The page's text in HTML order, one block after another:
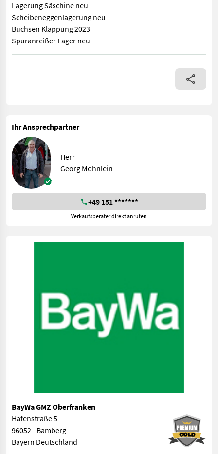
Lagerung Säschine neu
Scheibeneggenlagerung neu
Buchsen Klappung 2023
Spuranreißer Lager neu
EINZELTANKVERSION DRILLMANAGER, HYDR.
Ihr Ansprechpartner
Herr
Georg Mohnlein
+49 151 *******
Verkaufsberater direkt anrufen
BayWa GMZ Oberfranken
Hafenstraße 5
96052 - Bamberg
Bayern Deutschland